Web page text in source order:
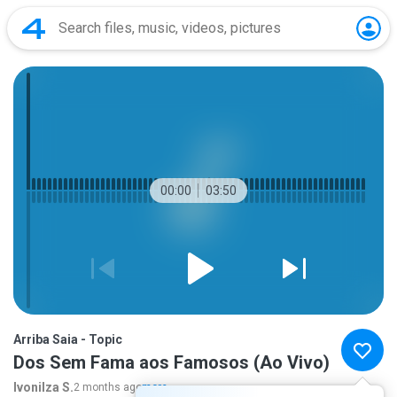
00:00 03:50
Arriba Saia - Topic
Dos Sem Fama aos Famosos (Ao Vivo)
Ivonilza S.2 months agomore...